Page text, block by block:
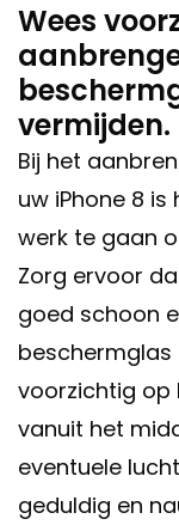
Wees
vermijden.
Bij het
uw iPhone 8
werk te gaan
Zorg ervoor
goed schoon
beschermglas
voorzichtig op
vanuit het
eventuele
geduldig en